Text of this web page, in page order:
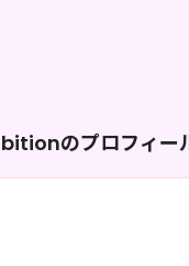
のプロフィー